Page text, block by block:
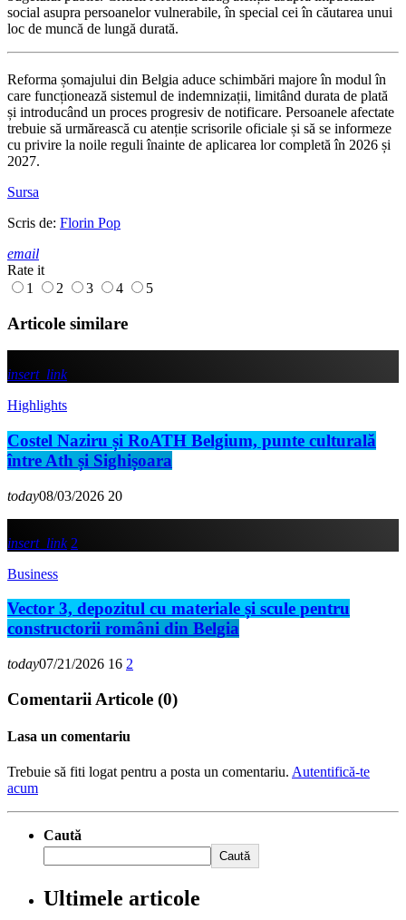
social asupra persoanelor vulnerabile, în special cei în căutarea unui
loc de muncă de lungă durată.
Reforma șomajului din Belgia aduce schimbări majore în modul în
care funcționează sistemul de indemnizații, limitând durata de plată
și introducând un proces progresiv de notificare. Persoanele afectate
trebuie să urmărească cu atenție scrisorile oficiale și să se informeze
cu privire la noile reguli înainte de aplicarea lor completă în 2026 și
2027.
Sursa
Scris de: Florin Pop
email
Rate it
1
2 3 4 5
Articole similare
insert_link
Highlights
Costel Naziru și RoATH Belgium, punte culturală
între Ath și Sighișoara
today08/03/2026 20
insert_link 2
Business
Vector 3, depozitul cu materiale și scule pentru
constructorii români din Belgia
today07/21/2026 16 2
Comentarii Articole (0)
Lasa un comentariu
Trebuie să fiti logat pentru a posta un comentariu. Autentifică-te
acum
Caută
Caută
Ultimele articole